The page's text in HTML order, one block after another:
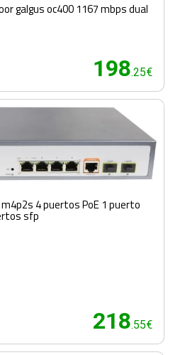
galgus oc400 1167 mbps dual
198.25€
4 puertos PoE 1 puerto
sfp
218.55€